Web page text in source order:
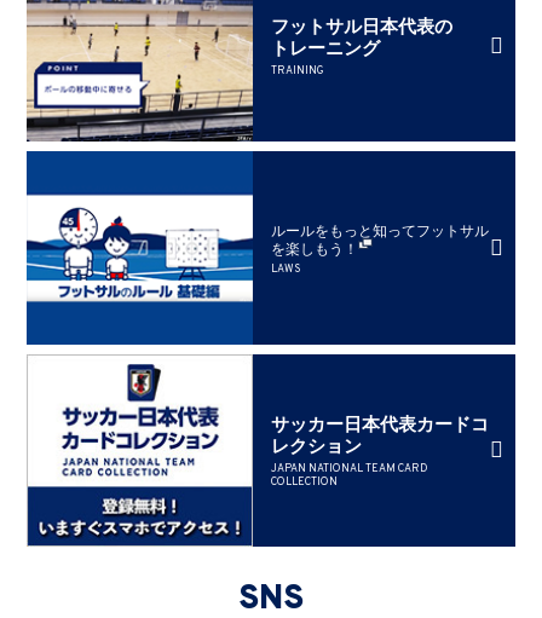
フットサル日本代表の
トレーニング
TRAINING
ルールをもっと知ってフットサル
を楽しもう！
LAWS
サッカー日本代表カードコ
レクション
JAPAN NATIONAL TEAM CARD
COLLECTION
SNS